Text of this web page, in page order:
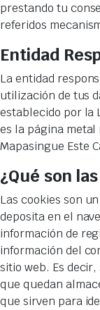
prestando tu
referidos
Entidad
La entidad
utilización de tus
establecido por la
es la página metal
Mapasingue Este
¿Qué son
Las cookies son
deposita en el
información de
información del
sitio web. Es
que quedan
que sirven para